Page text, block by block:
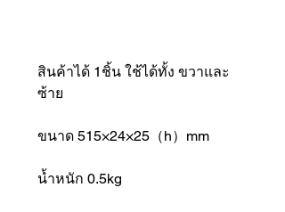
สินค้าได้ 1ชิ้น ใช้ได้ทั้ง ขวาและ
ซ้าย
ขนาด 515×24×25（h）mm
น้ำหนัก 0.5kg